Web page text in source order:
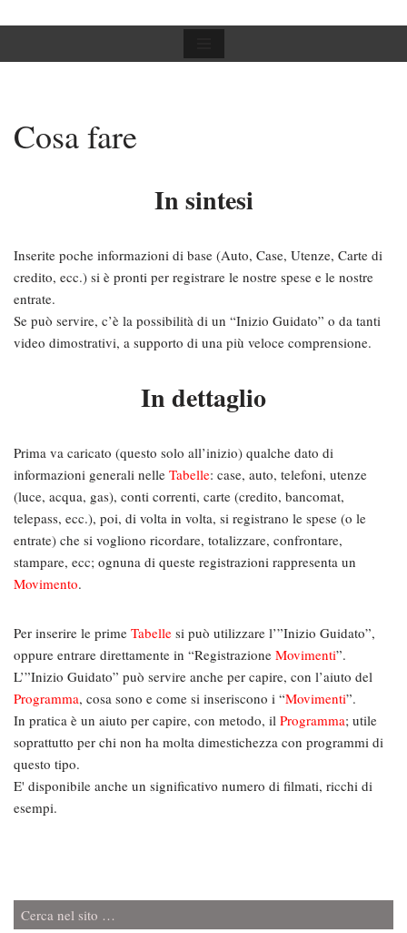
Cosa fare
In sintesi
Inserite poche informazioni di base (Auto, Case, Utenze, Carte di
credito, ecc.) si è pronti per registrare le nostre spese e le nostre
entrate.
Se può servire, c’è la possibilità di un “Inizio Guidato” o da tanti
video dimostrativi, a supporto di una più veloce comprensione.
In dettaglio
Prima va caricato (questo solo all’inizio) qualche dato di
informazioni generali nelle Tabelle: case, auto, telefoni, utenze
(luce, acqua, gas), conti correnti, carte (credito, bancomat,
telepass, ecc.), poi, di volta in volta, si registrano le spese (o le
entrate) che si vogliono ricordare, totalizzare, confrontare,
stampare, ecc; ognuna di queste registrazioni rappresenta un
Movimento.
Per inserire le prime Tabelle si può utilizzare l’”Inizio Guidato”,
oppure entrare direttamente in “Registrazione Movimenti”.
L’”Inizio Guidato” può servire anche per capire, con l’aiuto del
Programma, cosa sono e come si inseriscono i “Movimenti”.
In pratica è un aiuto per capire, con metodo, il Programma; utile
soprattutto per chi non ha molta dimestichezza con programmi di
questo tipo.
E' disponibile anche un significativo numero di filmati, ricchi di
esempi.
Cerca nel sito …